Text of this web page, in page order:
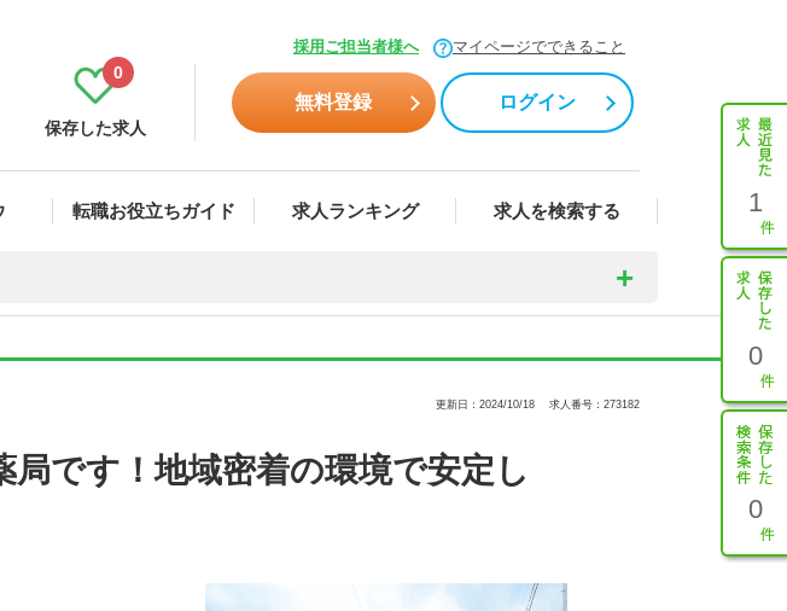
採用ご担当者様へ マイページでできること
保存した求人
0
無料登録 ログイン
転職お役立ちガイド 求人ランキング 求人を検索する 1
0
0
更新日：2024/10/18 求人番号：273182
局です！地域密着の環境で安定し